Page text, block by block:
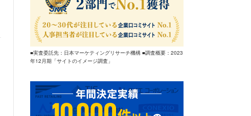
■実査委託先：日本マーケティングリサーチ機構 ■調査概要：2023
年12月期「サイトのイメージ調査」